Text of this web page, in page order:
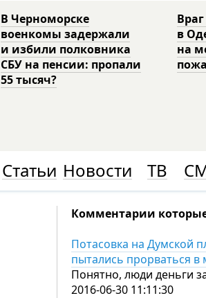
В Черноморске
военкомы задержали
и избили полковника
СБУ на пенсии: пропали
55 тысяч?
в
на
Статьи Новости ТВ
Комментарии
Потасовка на Думской
пытались прорваться
Понятно, люди деньги
2016-06-30 11:11:30